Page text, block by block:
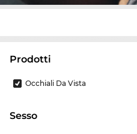
Prodotti
Occhiali Da Vista
Sesso